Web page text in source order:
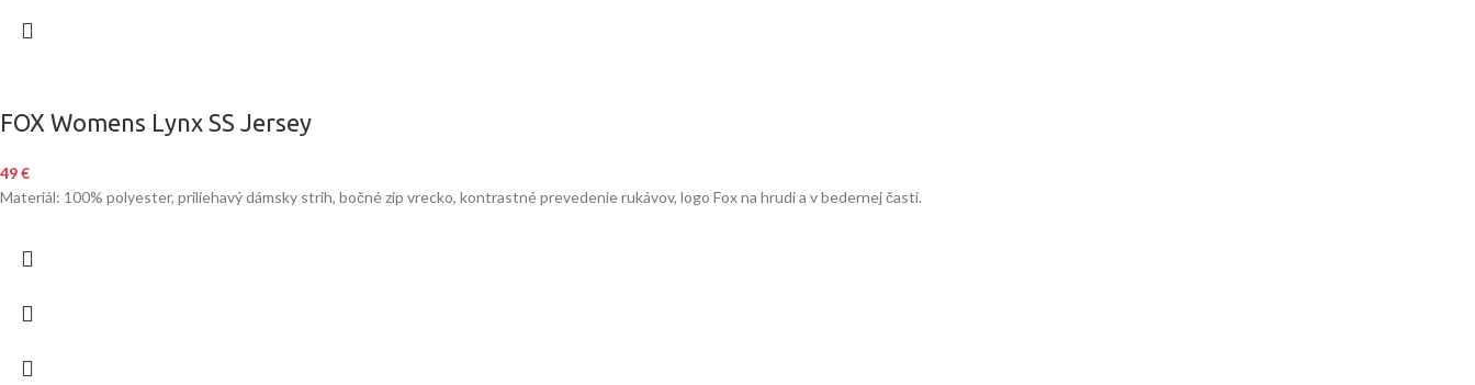
FOX Womens Lynx SS Jersey
49€
Materiál: 100% polyester, priliehavý dámsky strih, bočné zip vrecko, kontrastné prevedenie rukávov, logo Fox na hrudi a v bedernej časti.